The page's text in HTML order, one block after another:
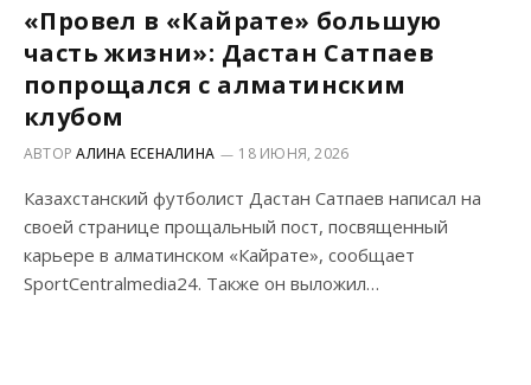
«Провел в «Кайрате» большую
часть жизни»: Дастан Сатпаев
попрощался с алматинским
клубом
АВТОРАЛИНА ЕСЕНАЛИНА 18 ИЮНЯ, 2026
Казахстанский футболист Дастан Сатпаев написал на
своей странице прощальный пост, посвященный
карьере в алматинском «Кайрате», сообщает
SportCentralmedia24. Также он выложил…